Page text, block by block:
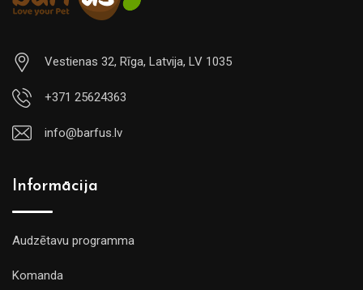
Vestienas 32, Rīga, Latvija, LV 1035
+371 25624363
info@barfus.lv
Informācija
Audzētavu programma
Komanda